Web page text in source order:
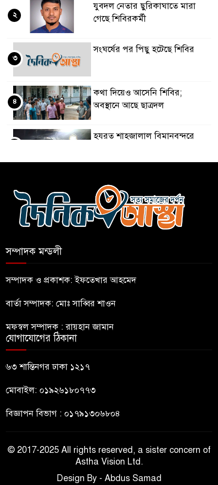
যুবদল নেতার ছুরিকাঘাতে মারা
গেছে শিবিরকর্মী
২
সংঘর্ষের পর পিছু হটেছে শিবির
৩
কথা দিয়েও আসেনি শিবির;
অবস্থানে আছে ছাত্রদল
৪
হযরত শাহজালাল বিমানবন্দরে
কিশোর
৬
ভারত থেকে আসছে ২ দশমিক ৩
অভাব
বহিষ্কৃত জামাত নেতার কর্মীরা যোগ
দিলেন বিএনপিতে
সম্পাদক মন্ডলী
সম্পাদক ও প্রকাশক: ইফতেখার আহমেদ
বার্তা সম্পাদক: মোঃ সাব্বির শাওন
মফস্বল সম্পাদক : রায়হান জামান
যোগাযোগের ঠিকানা
৬৩ শান্তিনগর ঢাকা ১২১৭
মোবাইল: ০১৯২৬১৮০৭৭৩
বিজ্ঞাপন বিভাগ : ০১৭৯১৩০৬৮০৪
© 2017-2025 All rights reserved, a sister concern of
Astha Vision Ltd.
Design By - Abdus Samad